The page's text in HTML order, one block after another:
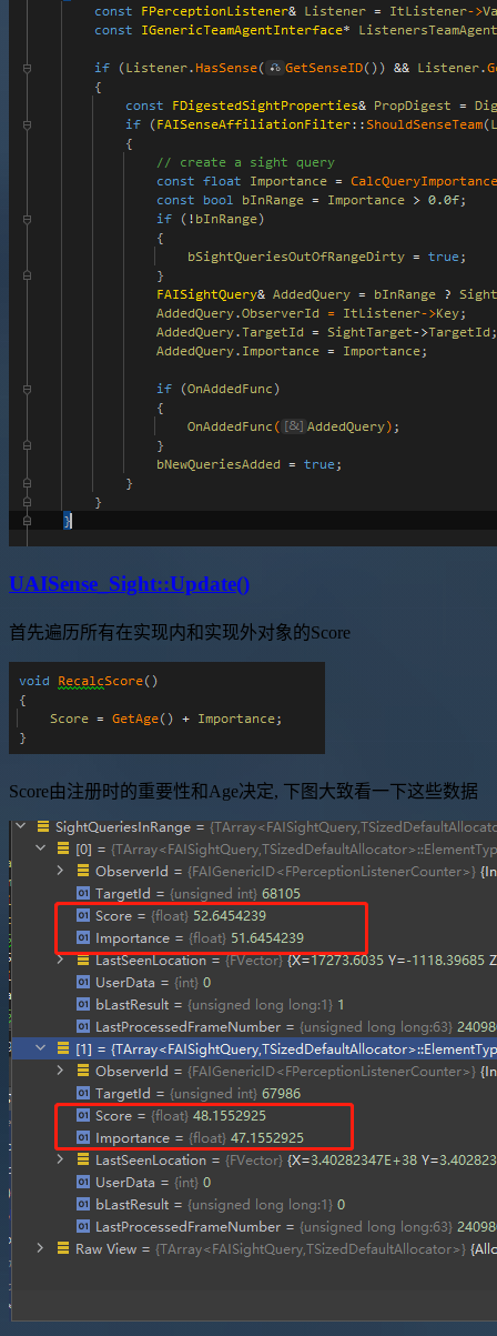
UAISense_Sight::Update()
首先遍历所有在实现内和实现外对象的Score
Score由注册时的重要性和Age决定, 下图大致看一下这些数据